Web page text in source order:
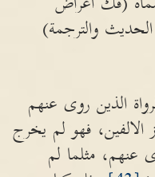
والترجمة)
الذين روى عنهم
فهو لم يخرج
عنهم، مثلما لم